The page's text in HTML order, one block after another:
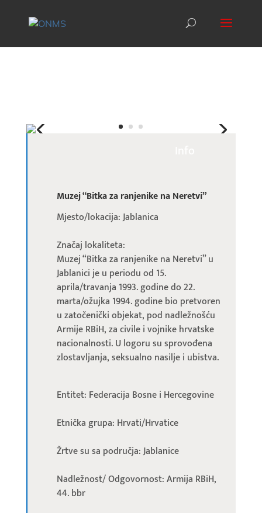
Muzej “Bitka za ranjenike na Neretvi”
Mjesto/lokacija: Jablanica
Značaj lokaliteta:
Muzej “Bitka za ranjenike na Neretvi” u
Jablanici je u periodu od 15.
aprila/travanja 1993. godine do 22.
marta/ožujka 1994. godine bio pretvoren
u zatočenički objekat, pod nadležnošću
Armije RBiH, za civile i vojnike hrvatske
nacionalnosti. U logoru su sprovođena
zlostavljanja, seksualno nasilje i ubistva.
Entitet: Federacija Bosne i Hercegovine
Etnička grupa: Hrvati/Hrvatice
Žrtve su sa područja: Jablanice
Nadležnost/ Odgovornost: Armija RBiH,
44. bbr